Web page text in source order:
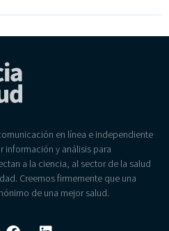
en línea e independiente
información y análisis para
a la ciencia, al sector de la salud
Creemos firmemente que una
de una mejor salud.